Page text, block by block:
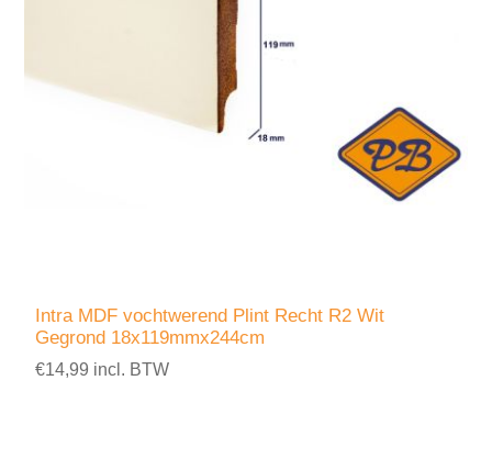
Intra MDF vochtwerend Plint Recht R2 Wit
Gegrond 18x119mmx244cm
€14,99 incl. BTW